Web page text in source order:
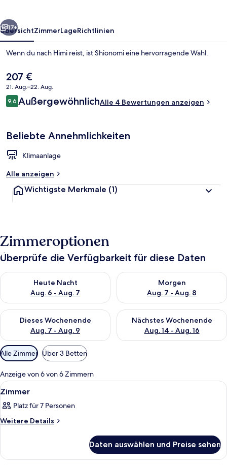
Gebäudedesign
Weiter
17+
ÜbersichtZimmerLageRichtlinien
Wenn du nach Himi reist, ist Shionomi eine hervorragende Wahl.
Der
aktuelle
Preis
beträgt
207 €
21. Aug.–22. Aug.
Bewertungen
9,69,6 von 10.
AußergewöhnlichAlle 4 Bewertungen anzeigen
Beliebte Annehmlichkeiten
Klimaanlage
Alle anzeigen
Wichtigste Merkmale (1)
Zimmeroptionen
Überprüfe die Verfügbarkeit für diese Daten
Heute Nacht
Aug. 6 - Aug. 7
Überprüfe die Verfügbarkeit für heute Nacht, Aug. 6 - Aug. 7.
Morgen
Aug. 7 - Aug. 8
Überprüfe die Verfügbarkeit
Dieses Wochenende
Aug. 7 - Aug. 9
Überprüfe die Verfügbarkeit für dieses Wochenende, Aug. 7
Nächstes Wochenende
Aug. 14 - Aug. 16
Überprüfe die Verfügbarkeit
Verfügbare
Filter
für
Zimmer
Alle Zimmer Über 3 Betten
Anzeige von 6 von 6 Zimmern
Alle
Fotos
für
Zimmer
Ein Zimmer mit einem Bett, einer
4
Zimmer
Platz für 7 Personen
Weitere Details
Weitere
Daten auswählen und Preise sehen